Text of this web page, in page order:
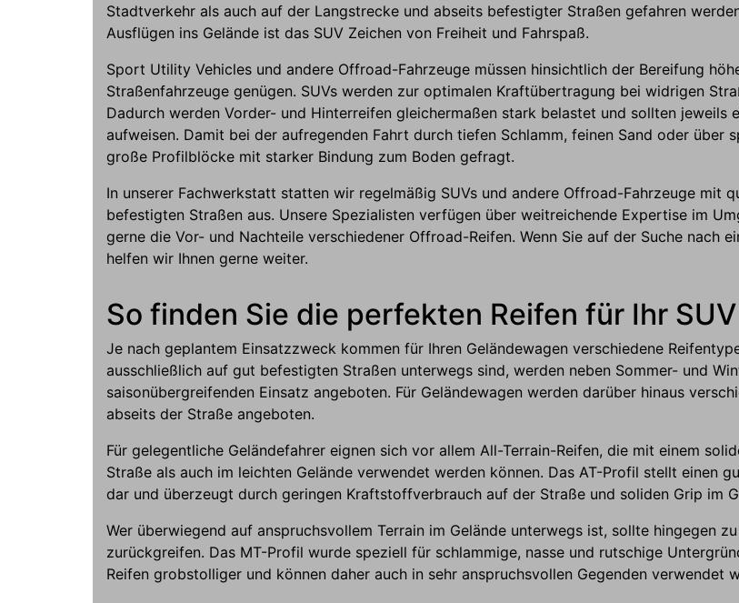
Stadtverkehr als auch auf der Langstrecke und abseits befestigter Straßen gefahren
Ausflügen ins Gelände ist das SUV Zeichen von Freiheit und Fahrspaß.
Sport Utility Vehicles und andere Offroad-Fahrzeuge müssen hinsichtlich der Bereifung
Straßenfahrzeuge genügen. SUVs werden zur optimalen Kraftübertragung bei widrigen
Dadurch werden Vorder- und Hinterreifen gleichermaßen stark belastet und sollten
aufweisen. Damit bei der aufregenden Fahrt durch tiefen Schlamm, feinen Sand oder über
große Profilblöcke mit starker Bindung zum Boden gefragt.
In unserer Fachwerkstatt statten wir regelmäßig SUVs und andere Offroad-Fahrzeuge mit
befestigten Straßen aus. Unsere Spezialisten verfügen über weitreichende Expertise im
gerne die Vor- und Nachteile verschiedener Offroad-Reifen. Wenn Sie auf der Suche nach
helfen wir Ihnen gerne weiter.
So finden Sie die perfekten Reifen für Ihr SUV
Je nach geplantem Einsatzzweck kommen für Ihren Geländewagen verschiedene
ausschließlich auf gut befestigten Straßen unterwegs sind, werden neben Sommer- und
saisonübergreifenden Einsatz angeboten. Für Geländewagen werden darüber hinaus
abseits der Straße angeboten.
Für gelegentliche Geländefahrer eignen sich vor allem All-Terrain-Reifen, die mit einem
Straße als auch im leichten Gelände verwendet werden können. Das AT-Profil stellt einen
dar und überzeugt durch geringen Kraftstoffverbrauch auf der Straße und soliden Grip im
Wer überwiegend auf anspruchsvollem Terrain im Gelände unterwegs ist, sollte hingegen
zurückgreifen. Das MT-Profil wurde speziell für schlammige, nasse und rutschige
Reifen grobstolliger und können daher auch in sehr anspruchsvollen Gegenden verwendet